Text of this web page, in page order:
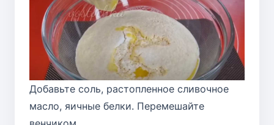
Добавьте соль, растопленное сливочное
масло, яичные белки. Перемешайте